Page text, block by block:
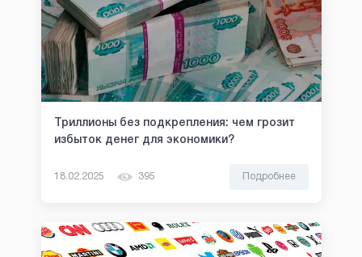
Триллионы без подкрепления: чем грозит
избыток денег для экономики?
18.02.2025 395 Подробнее